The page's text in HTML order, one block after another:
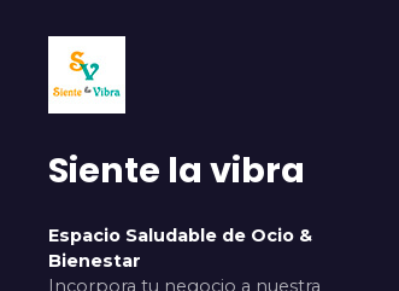
Siente la vibra
Espacio Saludable de Ocio &
Bienestar
Incorpora tu negocio a nuestra